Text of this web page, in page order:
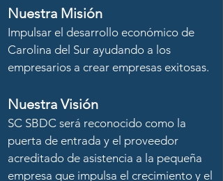
Nuestra Misión
Impulsar el desarrollo económico de
Carolina del Sur ayudando a los
empresarios a crear empresas exitosas.
Nuestra Visión
SC SBDC será reconocido como la
puerta de entrada y el proveedor
acreditado de asistencia a la pequeña
empresa que impulsa el crecimiento y el